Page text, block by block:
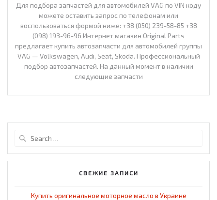
Для подбора запчастей для автомобилей VAG по VIN коду
можете оставить запрос по телефонам или
воспользоваться формой ниже: +38 (050) 239-58-85 +38
(098) 193-96-96 Интернет магазин Original Parts
предлагает купить автозапчасти для автомобилей группы
VAG — Volkswagen, Audi, Seat, Skoda. Профессиональный
подбор автозапчастей. На данный момент в наличии
следующие запчасти
СВЕЖИЕ ЗАПИСИ
Купить оригинальное моторное масло в Украине